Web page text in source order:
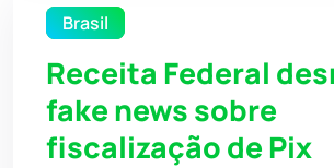
Brasil
Receita Federal
fake news sobre
fiscalização de Pix